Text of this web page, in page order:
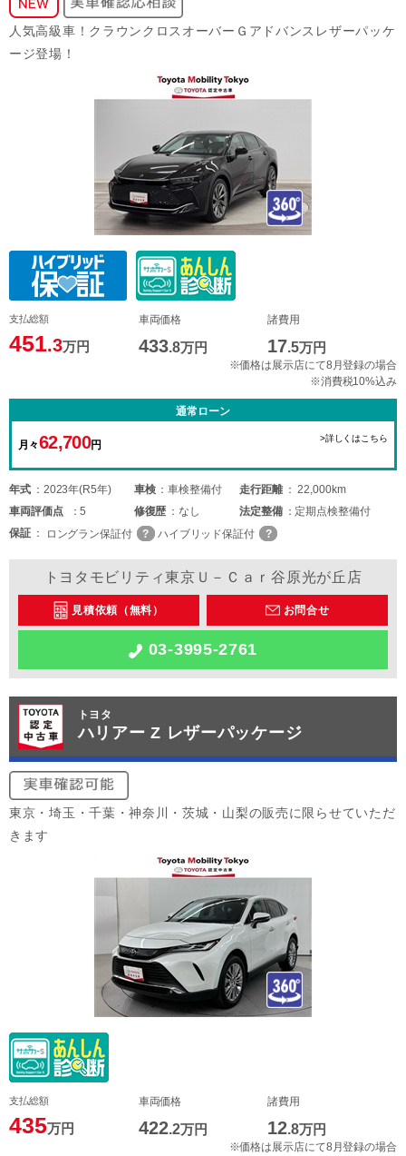
人気高級車！クラウンクロスオーバーＧアドバンスレザーパッケ
ージ登場！
支払総額
451.3万円
車両価格
433.8万円
諸費用
17.5万円
※価格は展示店にて8月登録の場合
※消費税10%込み
通常ローン
月々62,700円
>詳しくはこちら
年式 2023年(R5年) 車検 車検整備付 走行距離
22,000km
車両評価点 5 修復歴 なし 法定整備
定期点検整備付
保証
ロングラン保証付 ハイブリッド保証付
トヨタモビリティ東京Ｕ－Ｃａｒ谷原光が丘店
見積依頼（無料） お問合せ
03-3995-2761
トヨタ
ハリアー Z レザーパッケージ
東京・埼玉・千葉・神奈川・茨城・山梨の販売に限らせていただ
きます
支払総額
435万円
車両価格
422.2万円
諸費用
12.8万円
※価格は展示店にて8月登録の場合